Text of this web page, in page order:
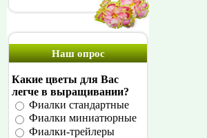
Наш опрос
Какие цветы для Вас
легче в выращивании?
Фиалки стандартные
Фиалки миниатюрные
Фиалки-трейлеры